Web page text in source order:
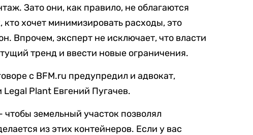
Зато они, как правило, не облагаются
хочет минимизировать расходы, это
Впрочем, эксперт не исключает, что власти
тренд и ввести новые ограничения.
с BFM.ru предупредил и адвокат,
Plant Евгений Пугачев.
земельный участок позволял
из этих контейнеров. Если у вас